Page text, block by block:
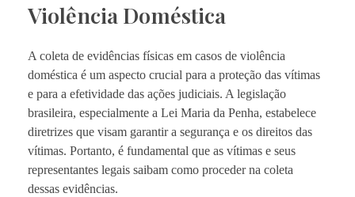
Violência Doméstica
A coleta de evidências físicas em casos de violência
doméstica é um aspecto crucial para a proteção das vítimas
e para a efetividade das ações judiciais. A legislação
brasileira, especialmente a Lei Maria da Penha, estabelece
diretrizes que visam garantir a segurança e os direitos das
vítimas. Portanto, é fundamental que as vítimas e seus
representantes legais saibam como proceder na coleta
dessas evidências.